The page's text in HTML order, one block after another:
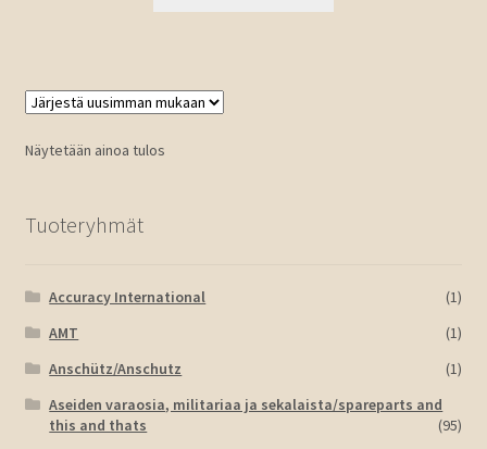
Näytetään ainoa tulos
Tuoteryhmät
Accuracy International
(1)
AMT
(1)
Anschütz/Anschutz
(1)
Aseiden varaosia, militariaa ja sekalaista/spareparts and
this and thats
(95)